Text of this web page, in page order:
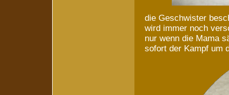
die Geschwister
wird immer noch
nur wenn die Mama
sofort der Kampf um